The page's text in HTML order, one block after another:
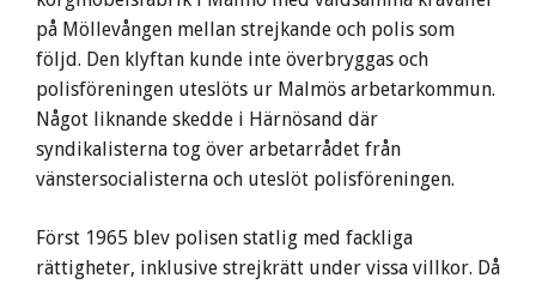
på Möllevången mellan strejkande och polis som
följd. Den klyftan kunde inte överbryggas och
polisföreningen uteslöts ur Malmös arbetarkommun.
Något liknande skedde i Härnösand där
syndikalisterna tog över arbetarrådet från
vänstersocialisterna och uteslöt polisföreningen.
Först 1965 blev polisen statlig med fackliga
rättigheter, inklusive strejkrätt under vissa villkor. Då